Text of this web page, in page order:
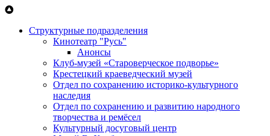
Перейти к основному содержанию
Структурные подразделения
Кинотеатр "Русь"
Анонсы
Клуб-музей «Староверческое подворье»
Крестецкий краеведческий музей
Отдел по сохранению историко-культурного
наследия
Отдел по сохранению и развитию народного
творчества и ремёсел
Культурный досуговый центр